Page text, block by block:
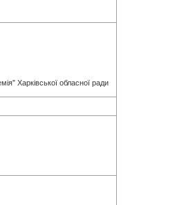
Харківської обласної ради